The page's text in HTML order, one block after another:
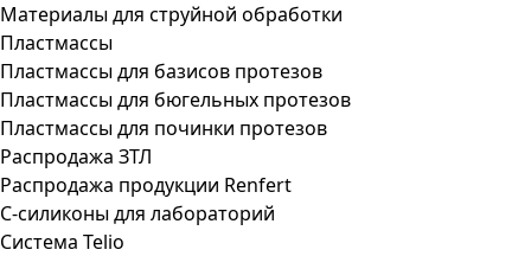
Материалы для струйной обработки
Пластмассы
Пластмассы для базисов протезов
Пластмассы для бюгельных протезов
Пластмассы для починки протезов
Распродажа ЗТЛ
Распродажа продукции Renfert
С-силиконы для лабораторий
Система Telio